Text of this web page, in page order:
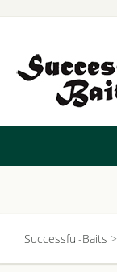
Successful-Baits >